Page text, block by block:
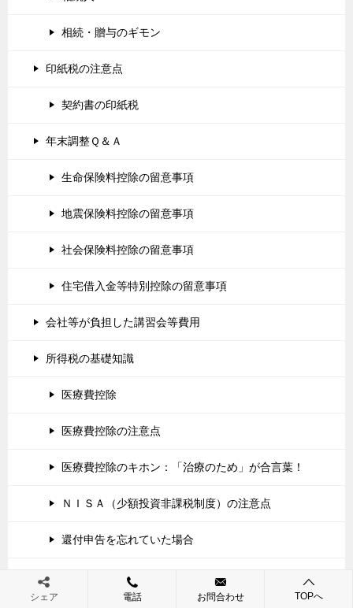
相続・贈与のギモン
印紙税の注意点
契約書の印紙税
年末調整Ｑ＆Ａ
生命保険料控除の留意事項
地震保険料控除の留意事項
社会保険料控除の留意事項
住宅借入金等特別控除の留意事項
会社等が負担した講習会等費用
所得税の基礎知識
医療費控除
医療費控除の注意点
医療費控除のキホン：「治療のため」が合言葉！
ＮＩＳＡ（少額投資非課税制度）の注意点
還付申告を忘れていた場合
誰の扶養親族にするのが得か？
シェア 電話 お問合わせ TOPへ